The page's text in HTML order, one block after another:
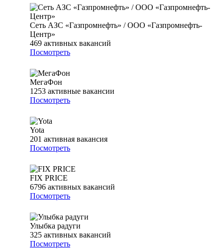
Сеть АЗС «Газпромнефть» / ООО «Газпромнефть-
Центр»
469 активных вакансий
Посмотреть
МегаФон
1253 активные вакансии
Посмотреть
Yota
201 активная вакансия
Посмотреть
FIX PRICE
6796 активных вакансий
Посмотреть
Улыбка радуги
325 активных вакансий
Посмотреть